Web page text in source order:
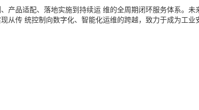
产品适配、落地实施到持续运 维的全周期闭环服务体系。
传 统控制向数字化、智能化运维的跨越，致力于成为工业